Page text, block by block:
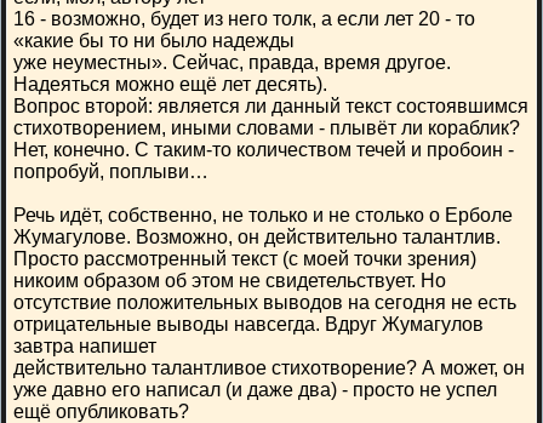
16 - возможно, будет из него толк, а если лет 20 - то
«какие бы то ни было надежды
уже неуместны». Сейчас, правда, время другое.
Надеяться можно ещё лет десять).
Вопрос второй: является ли данный текст состоявшимся
стихотворением, иными словами - плывёт ли кораблик?
Нет, конечно. С таким-то количеством течей и пробоин -
попробуй, поплыви…
Речь идёт, собственно, не только и не столько о Ерболе
Жумагулове. Возможно, он действительно талантлив.
Просто рассмотренный текст (с моей точки зрения)
никоим образом об этом не свидетельствует. Но
отсутствие положительных выводов на сегодня не есть
отрицательные выводы навсегда. Вдруг Жумагулов
завтра напишет
действительно талантливое стихотворение? А может, он
уже давно его написал (и даже два) - просто не успел
ещё опубликовать?